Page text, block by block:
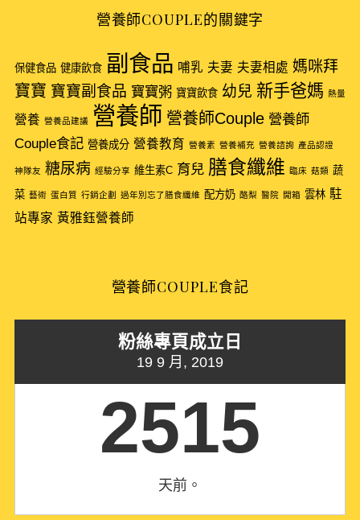
營養師COUPLE的關鍵字
保健食品 健康飲食 副食品 哺乳 夫妻 夫妻相處 媽咪拜
寶寶 寶寶副食品 寶寶粥 寶寶飲食 幼兒 新手爸媽 熱量
營養 營養品建議 營養師 營養師Couple 營養師
Couple食記 營養成分 營養教育 營養素 營養補充 營養諮詢 產品認證
神隊友 糖尿病 經驗分享 維生素C 育兒 膳食纖維 臨床 菇類 蔬
菜 藝術 蛋白質 行銷企劃 過年別忘了膳食纖維 配方奶 酪梨 醫院 開箱 雲林 駐
站專家 黃雅鈺營養師
營養師COUPLE食記
粉絲專頁成立日
19 9 月, 2019
2515
天前。